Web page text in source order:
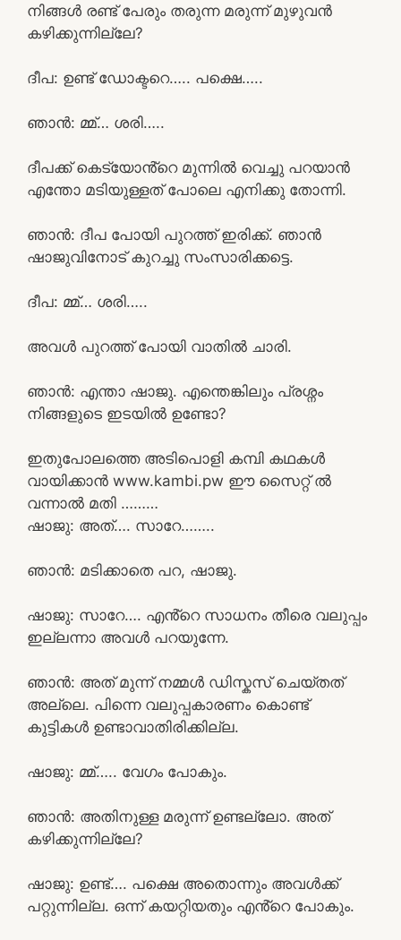
നിങ്ങൾ രണ്ട് പേരും തരുന്ന മരുന്ന് മുഴുവൻ
കഴിക്കുന്നില്ലേ?
ദീപ: ഉണ്ട് ഡോക്ടറെ….. പക്ഷെ…..
ഞാൻ: മ്മ്… ശരി…..
ദീപക്ക് കെട്യോൻ്റെ മുന്നിൽ വെച്ചു പറയാൻ
എന്തോ മടിയുള്ളത് പോലെ എനിക്കു തോന്നി.
ഞാൻ: ദീപ പോയി പുറത്ത് ഇരിക്ക്. ഞാൻ
ഷാജുവിനോട് കുറച്ചു സംസാരിക്കട്ടെ.
ദീപ: മ്മ്… ശരി…..
അവൾ പുറത്ത് പോയി വാതിൽ ചാരി.
ഞാൻ: എന്താ ഷാജു. എന്തെങ്കിലും പ്രശ്നം
നിങ്ങളുടെ ഇടയിൽ ഉണ്ടോ?
ഇതുപോലത്തെ അടിപൊളി കമ്പി കഥകൾ
വായിക്കാൻ www.kambi.pw ഈ സൈറ്റ് ൽ
വന്നാൽ മതി ………
ഷാജു: അത്…. സാറേ……..
ഞാൻ: മടിക്കാതെ പറ, ഷാജു.
ഷാജു: സാറേ…. എൻ്റെ സാധനം തീരെ വലുപ്പം
ഇല്ലന്നാ അവൾ പറയുന്നേ.
ഞാൻ: അത് മുന്ന് നമ്മൾ ഡിസ്കസ് ചെയ്തത്
അല്ലെ. പിന്നെ വലുപ്പകാരണം കൊണ്ട്
കുട്ടികൾ ഉണ്ടാവാതിരിക്കില്ല.
ഷാജു: മ്മ്….. വേഗം പോകും.
ഞാൻ: അതിനുള്ള മരുന്ന് ഉണ്ടല്ലോ. അത്
കഴിക്കുന്നില്ലേ?
ഷാജു: ഉണ്ട്…. പക്ഷെ അതൊന്നും അവൾക്ക്
പറ്റുന്നില്ല. ഒന്ന് കയറ്റിയതും എൻ്റെ പോകും.